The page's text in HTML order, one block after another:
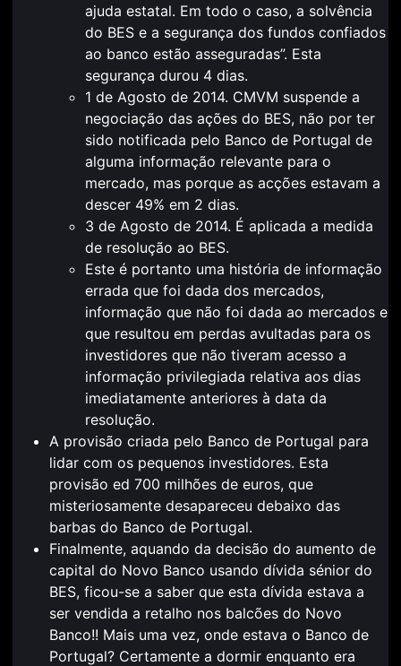
ajuda estatal. Em todo o caso, a solvência
do BES e a segurança dos fundos confiados
ao banco estão asseguradas”. Esta
segurança durou 4 dias.
1 de Agosto de 2014. CMVM suspende a
negociação das ações do BES, não por ter
sido notificada pelo Banco de Portugal de
alguma informação relevante para o
mercado, mas porque as acções estavam a
descer 49% em 2 dias.
3 de Agosto de 2014. É aplicada a medida
de resolução ao BES.
Este é portanto uma história de informação
errada que foi dada dos mercados,
informação que não foi dada ao mercados e
que resultou em perdas avultadas para os
investidores que não tiveram acesso a
informação privilegiada relativa aos dias
imediatamente anteriores à data da
resolução.
A provisão criada pelo Banco de Portugal para
lidar com os pequenos investidores. Esta
provisão ed 700 milhões de euros, que
misteriosamente desapareceu debaixo das
barbas do Banco de Portugal.
Finalmente, aquando da decisão do aumento de
capital do Novo Banco usando dívida sénior do
BES, ficou-se a saber que esta dívida estava a
ser vendida a retalho nos balcões do Novo
Banco!! Mais uma vez, onde estava o Banco de
Portugal? Certamente a dormir enquanto era